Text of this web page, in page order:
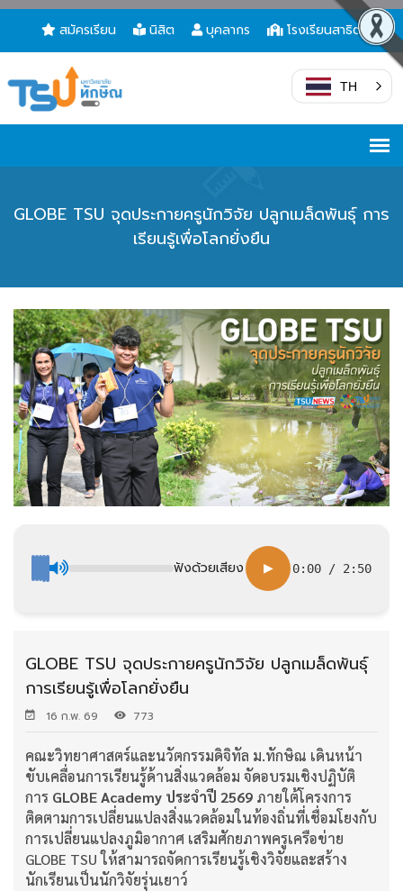
สมัครเรียน นิสิต บุคลากร โรงเรียนสาธิต
TH
GLOBE TSU จุดประกายครูนักวิจัย ปลูกเมล็ดพันธุ์ การ
เรียนรู้เพื่อโลกยั่งยืน
ฟังด้วยเสียง ▶ 0:00 / 2:50
GLOBE TSU จุดประกายครูนักวิจัย ปลูกเมล็ดพันธุ์
การเรียนรู้เพื่อโลกยั่งยืน
16 ก.พ. 69 773
คณะวิทยาศาสตร์และนวัตกรรมดิจิทัล ม.ทักษิณ เดินหน้า
ขับเคลื่อนการเรียนรู้ด้านสิ่งแวดล้อม จัดอบรมเชิงปฏิบัติ
การ GLOBE Academy ประจำปี 2569 ภายใต้โครงการ
ติดตามการเปลี่ยนแปลงสิ่งแวดล้อมในท้องถิ่นที่เชื่อมโยงกับ
การเปลี่ยนแปลงภูมิอากาศ เสริมศักยภาพครูเครือข่าย
GLOBE TSU ให้สามารถจัดการเรียนรู้เชิงวิจัยและสร้าง
นักเรียนเป็นนักวิจัยรุ่นเยาว์